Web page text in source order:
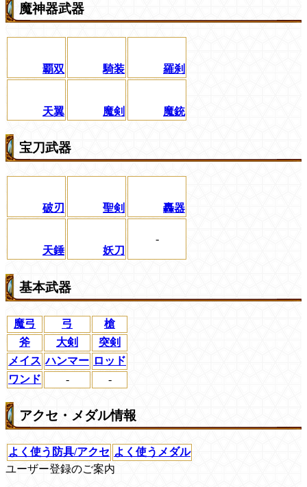
魔神器武器
覇双 騎装 羅刹
天翼 魔剣 魔銃
宝刀武器
破刃 聖剣 轟器
天錘 妖刀
-
基本武器
魔弓 弓
槍
斧
大剣
突剣
メイス ハンマー ロッド
ワンド
- -
アクセ・メダル情報
よく使う防具/アクセ よく使うメダル
ユーザー登録のご案内